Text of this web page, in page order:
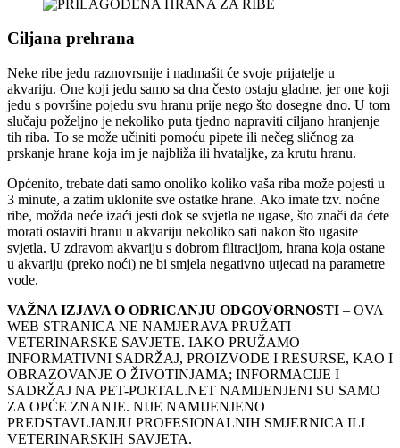
Ciljana prehrana
Neke ribe jedu raznovrsnije i nadmašit će svoje prijatelje u
akvariju. One koji jedu samo sa dna često ostaju gladne, jer one koji
jedu s površine pojedu svu hranu prije nego što dosegne dno. U tom
slučaju poželjno je nekoliko puta tjedno napraviti ciljano hranjenje
tih riba. To se može učiniti pomoću pipete ili nečeg sličnog za
prskanje hrane koja im je najbliža ili hvataljke, za krutu hranu.
Općenito, trebate dati samo onoliko koliko vaša riba može pojesti u
3 minute, a zatim uklonite sve ostatke hrane. Ako imate tzv. noćne
ribe, možda neće izaći jesti dok se svjetla ne ugase, što znači da ćete
morati ostaviti hranu u akvariju nekoliko sati nakon što ugasite
svjetla. U zdravom akvariju s dobrom filtracijom, hrana koja ostane
u akvariju (preko noći) ne bi smjela negativno utjecati na parametre
vode.
VAŽNA IZJAVA O ODRICANJU ODGOVORNOSTI – OVA
WEB STRANICA NE NAMJERAVA PRUŽATI
VETERINARSKE SAVJETE. IAKO PRUŽAMO
INFORMATIVNI SADRŽAJ, PROIZVODE I RESURSE, KAO I
OBRAZOVANJE O ŽIVOTINJAMA; INFORMACIJE I
SADRŽAJ NA PET-PORTAL.NET NAMIJENJENI SU SAMO
ZA OPĆE ZNANJE. NIJE NAMIJENJENO
PREDSTAVLJANJU PROFESIONALNIH SMJERNICA ILI
VETERINARSKIH SAVJETA.